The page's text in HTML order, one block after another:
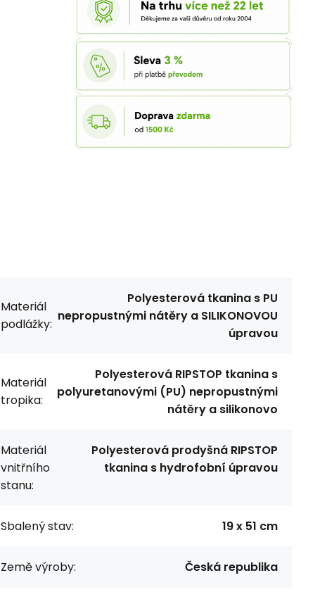
Materiál
podlážky:
Polyesterová tkanina s PU
nepropustnými nátěry a SILIKONOVOU
úpravou
Materiál
tropika:
Polyesterová RIPSTOP tkanina s
polyuretanovými (PU) nepropustnými
nátěry a silikonovo
Materiál
vnitřního
stanu:
Polyesterová prodyšná RIPSTOP
tkanina s hydrofobní úpravou
Sbalený stav: 19 x 51 cm
Země výroby: Česká republika